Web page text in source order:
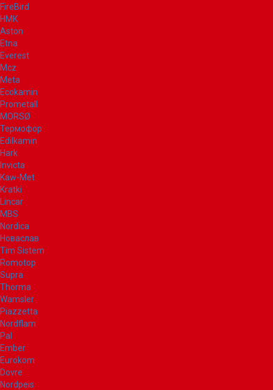
FireBird
НМК
Aston
Etna
Everest
Mcz
Meta
Ecokamin
Prometall
MORSØ
Термофор
Edilkamin
Hark
Invicta
Kaw-Met
Kratki
Lincar
MBS
Nordica
Новаслав
Tim Sistem
Romotop
Supra
Thorma
Wamsler
Piazzetta
Nordflam
Pal
Ember
Eurokom
Dovre
Nordpeis